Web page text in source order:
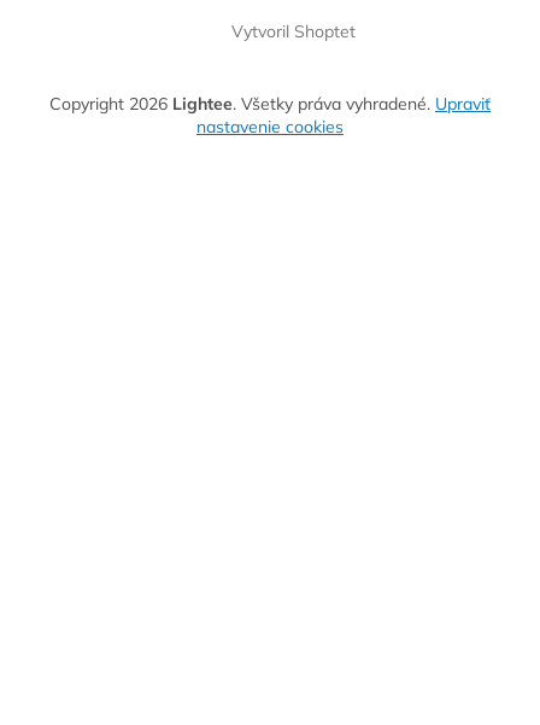
Vytvoril Shoptet
Copyright 2026 Lightee. Všetky práva vyhradené. Upraviť
nastavenie cookies